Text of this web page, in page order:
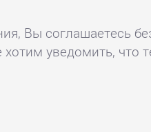
Вы соглашаетесь
уведомить,